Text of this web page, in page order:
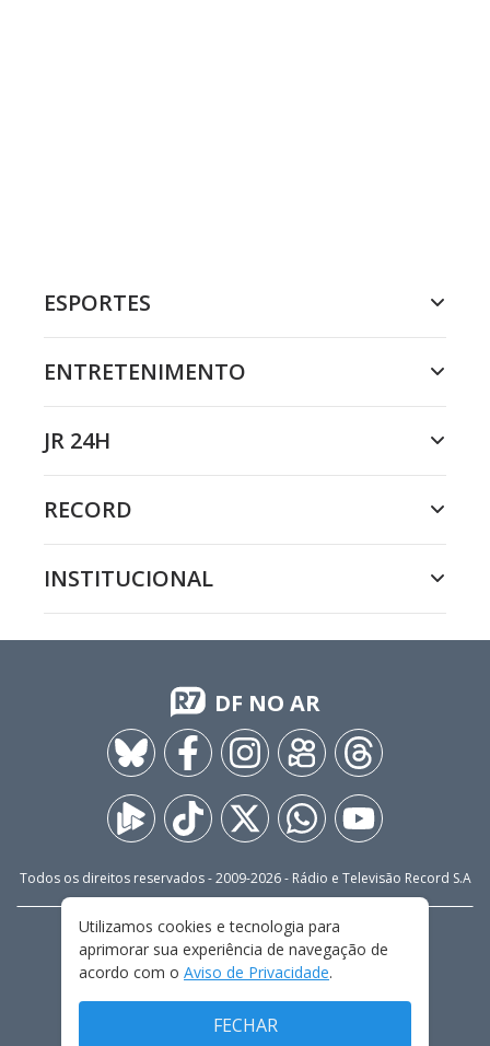
ESPORTES
ENTRETENIMENTO
JR 24H
RECORD
INSTITUCIONAL
DF NO AR
Todos os direitos reservados - 2009-2026- Rádio e Televisão Record S.A
FALE CONOSCO
PRIVACIDADE
TERMOS E CONDIÇÕES DE USO
Utilizamos cookies e tecnologia para
aprimorar sua experiência de navegação de
acordo com o Aviso de Privacidade.
FECHAR